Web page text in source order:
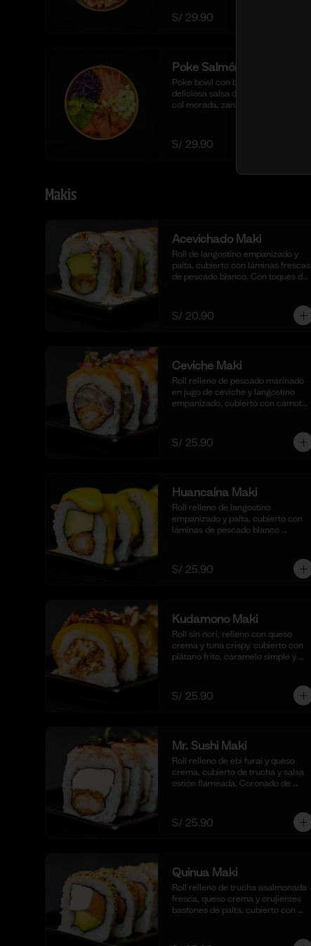
S/ 29.90
Poke Salmón Fresco
Poke bowl con base de arroz sushi,
deliciosa salsa de ostión especial,
col morada, zanahoria, pepino,
S/ 29.90
Makis
Acevichado Maki
Roll de langostino empanizado y
palta, cubierto con láminas frescas
de pescado blanco. Con toques de
salsa acevichada. (10 cortes).
S/ 20.90
Ceviche Maki
Roll relleno de pescado marinado
en jugo de ceviche y langostino
empanizado, cubierto con camote
S/ 25.90
Huancaína Maki
Roll relleno de langostino
empanizado y palta, cubierto con
láminas de pescado blanco
espolvoreado con shichimi
togarashi.(10 cortes)
S/ 25.90
Kudamono Maki
Roll sin nori, relleno con queso
crema y tuna crispy, cubierto con
plátano frito, caramelo simple y
S/ 25.90
Mr. Sushi Maki
Roll relleno de ebi furai y queso
crema, cubierto de trucha y salsa
ostión flameada. Coronado de
S/ 25.90
Quinua Maki
Roll relleno de trucha asalmonada
fresca, queso crema y crujientes
bastones de palta, cubierto con